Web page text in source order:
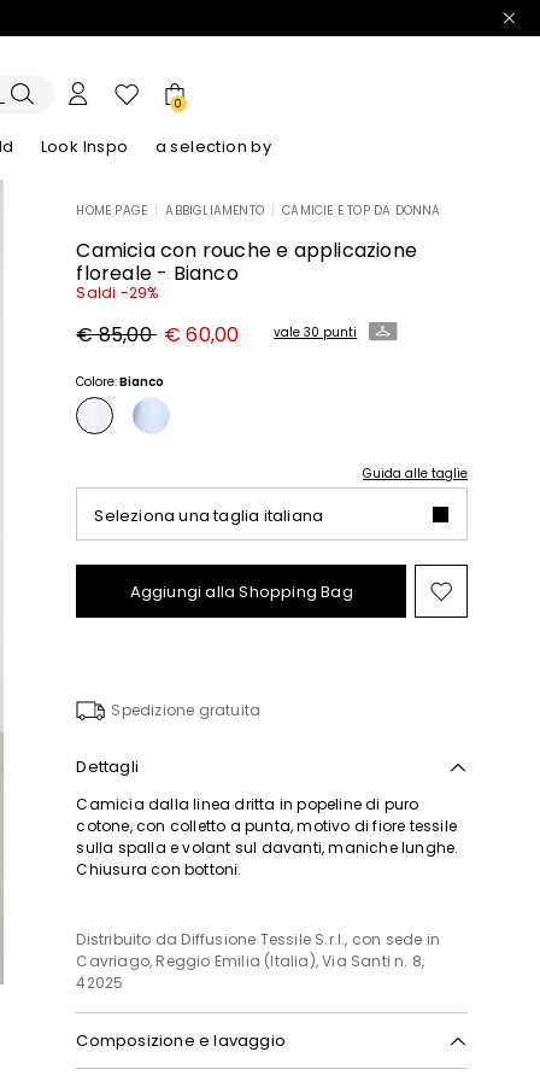
0
Look Inspo a selection by
Scopri i nostri AbitiScopri i nostri Sandali
HOME PAGE ABBIGLIAMENTO CAMICIE E TOP DA DONNA
Camicia con rouche e applicazione
floreale - Bianco
Saldi -29%
Prezzo
originale
85,00
€ 85,00 Nuovo
prezzo
60,00
€ 60,00 vale 30 punti
Colore:Bianco
Guida alle taglie
Seleziona una taglia italiana
Aggiungi alla Shopping Bag Sposta
nella
Spedizione gratuita
Dettagli
Camicia dalla linea dritta in popeline di puro
cotone, con colletto a punta, motivo di fiore tessile
sulla spalla e volant sul davanti, maniche lunghe.
Chiusura con bottoni.
Distribuito da Diffusione Tessile S.r.l., con sede in
Cavriago, Reggio Emilia (Italia), Via Santi n. 8,
42025
Composizione e lavaggio